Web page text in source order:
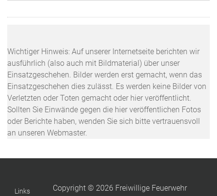
Wichtiger Hinweis: Auf unserer Internetseite berichten wir
ausführlich (also auch mit Bildmaterial) über unser
Einsatzgeschehen. Bilder werden erst gemacht, wenn das
Einsatzgeschehen dies zulässt. Es werden keine Bilder von
Verletzten oder Toten gemacht oder hier veröffentlicht.
Sollten Sie Einwände gegen die hier veröffentlichen Fotos
oder Berichte haben, wenden Sie sich bitte vertrauensvoll
an unseren Webmaster.
Links
Copyright © 2026 Freiwillige Feuerwehr